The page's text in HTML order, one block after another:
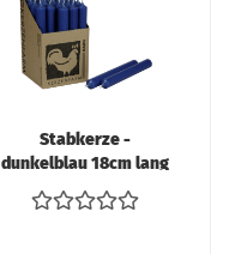
Stabkerze -
dunkelblau 18cm lang
- 22mm Durchmesser